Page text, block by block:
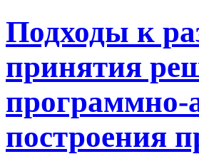
Подходы к
принятия
программно-
построения